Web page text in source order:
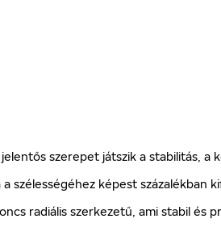
szerepet játszik a stabilitás,
szélességéhez képest
radiális szerkezetű, ami stabil